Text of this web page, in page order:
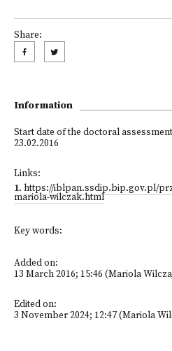
Share:
Information
Start date of the doctoral
23.02.2016
Links:
1. https://iblpan.ssdip.bip.gov.pl/
mariola-wilczak.html
Key words:
Added on:
13 March 2016; 15:46 (Mariola
Edited on:
3 November 2024; 12:47 (Mariola